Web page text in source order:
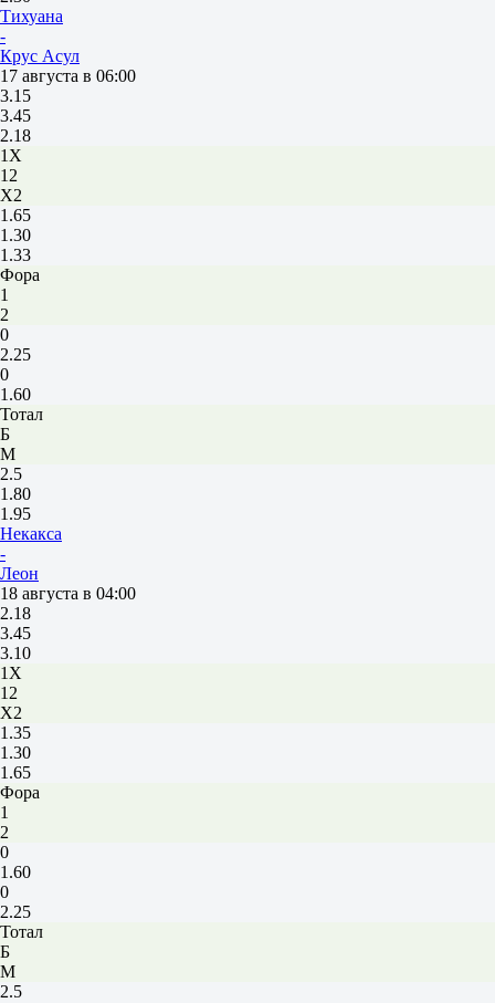
Тихуана
-
Крус Асул
17 августа в 06:00
3.15
3.45
2.18
1X
12
X2
1.65
1.30
1.33
Фора
1
2
0
2.25
0
1.60
Тотал
Б
М
2.5
1.80
1.95
Некакса
-
Леон
18 августа в 04:00
2.18
3.45
3.10
1X
12
X2
1.35
1.30
1.65
Фора
1
2
0
1.60
0
2.25
Тотал
Б
М
2.5